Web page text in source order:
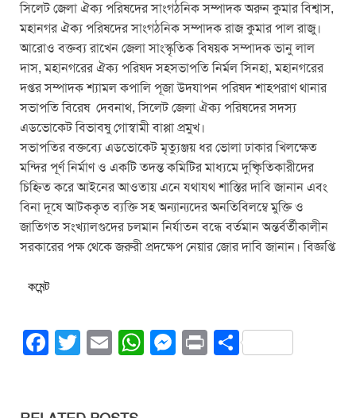
সিলেট জেলা ঐক্য পরিষদের সাংগঠনিক সম্পাদক অরুন কুমার বিশ্বাস,
মহানগর ঐক্য পরিষদের সাংগঠনিক সম্পাদক রাজ কুমার পাল রাজু।
আরোও বক্তব্য রাখেন জেলা সাংস্কৃতিক বিষয়ক সম্পাদক ভানু লাল
দাস, মহানগরের ঐক্য পরিষদ সহসভাপতি নির্মল সিনহা, মহানগরের
দপ্তর সম্পাদক শ্যামল কপালি পূজা উদযাপন পরিষদ শাহপরাণ থানার
সভাপতি বিরেষ দেবনাথ, সিলেট জেলা ঐক্য পরিষদের সদস্য
এডভোকেট বিভাবষু গোস্বামী বাপ্পা প্রমুখ।
সভাপতির বক্তব্যে এডভোকেট মৃত্যুঞ্জয় ধর ভোলা ঢাকার খিলক্ষেত
মন্দির পূর্ণ নির্মাণ ও একটি তদন্ত কমিটির মাধ্যমে দুষ্কিৃতিকারীদের
চিহ্নিত করে আইনের আওতায় এনে যথাযথ শাস্তির দাবি জানান এবং
বিনা দূষে আটককৃত ব্যক্তি সহ অন্যান্যদের অনতিবিলম্বে মুক্তি ও
জাতিগত সংখ্যালগুদের চলমান নির্যাতন বন্ধে বর্তমান অন্তর্বর্তীকালীন
সরকারের পক্ষ থেকে জরুরী প্রদক্ষেপ নেয়ার জোর দাবি জানান। বিজ্ঞপ্তি
কমেন্ট
F
T
E
W M Pr S